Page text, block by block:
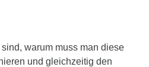
warum muss man diese
und gleichzeitig den